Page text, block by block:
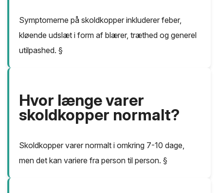
Symptomerne på skoldkopper inkluderer feber,
kløende udslæt i form af blærer, træthed og generel
utilpashed. §
Hvor længe varer
skoldkopper normalt?
Skoldkopper varer normalt i omkring 7-10 dage,
men det kan variere fra person til person. §